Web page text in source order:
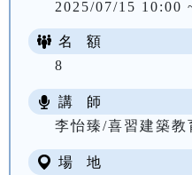
2025/07/15 10:00
名 額
8
講 師
李怡臻/喜習建築教
場 地